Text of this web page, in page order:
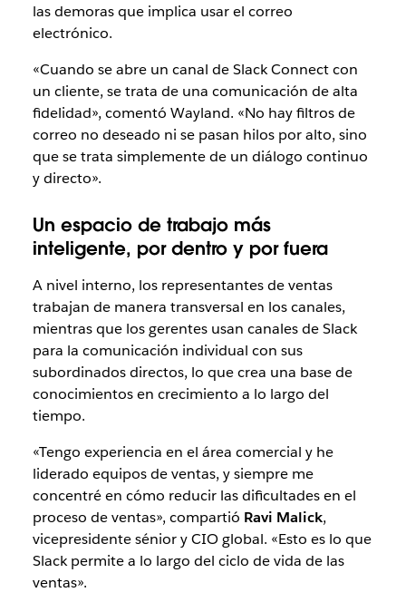
las demoras que implica usar el correo
electrónico.
«Cuando se abre un canal de Slack Connect con
un cliente, se trata de una comunicación de alta
fidelidad», comentó Wayland. «No hay filtros de
correo no deseado ni se pasan hilos por alto, sino
que se trata simplemente de un diálogo continuo
y directo».
Un espacio de trabajo más
inteligente, por dentro y por fuera
A nivel interno, los representantes de ventas
trabajan de manera transversal en los canales,
mientras que los gerentes usan canales de Slack
para la comunicación individual con sus
subordinados directos, lo que crea una base de
conocimientos en crecimiento a lo largo del
tiempo.
«Tengo experiencia en el área comercial y he
liderado equipos de ventas, y siempre me
concentré en cómo reducir las dificultades en el
proceso de ventas», compartió Ravi Malick,
vicepresidente sénior y CIO global. «Esto es lo que
Slack permite a lo largo del ciclo de vida de las
ventas».